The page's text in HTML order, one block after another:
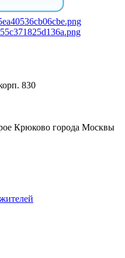
830
Крюково города Москвы